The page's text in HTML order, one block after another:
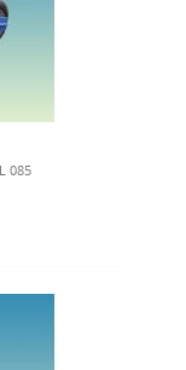
085